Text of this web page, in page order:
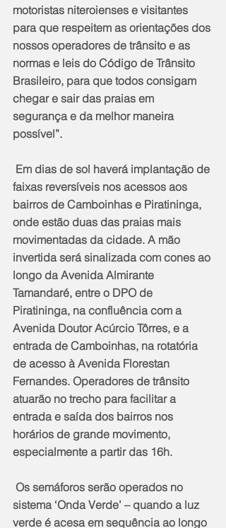
motoristas niteroienses e visitantes
para que respeitem as orientações dos
nossos operadores de trânsito e as
normas e leis do Código de Trânsito
Brasileiro, para que todos consigam
chegar e sair das praias em
segurança e da melhor maneira
possível”.
faixas reversíveis nos acessos aos
bairros de Camboinhas e Piratininga,
onde estão duas das praias mais
movimentadas da cidade. A mão
invertida será sinalizada com cones ao
longo da Avenida Almirante
Tamandaré, entre o DPO de
Piratininga, na confluência com a
Avenida Doutor Acúrcio Tôrres, e a
entrada de Camboinhas, na rotatória
de acesso à Avenida Florestan
Fernandes. Operadores de trânsito
atuarão no trecho para facilitar a
entrada e saída dos bairros nos
horários de grande movimento,
especialmente a partir das 16h.
sistema ‘Onda Verde’ – quando a luz
verde é acesa em sequência ao longo